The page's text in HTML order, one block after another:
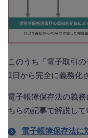
このうち「電子取引
1日から完全に義務化
電子帳簿保存法の義
ちらの記事で解説して
電子帳簿保存法に